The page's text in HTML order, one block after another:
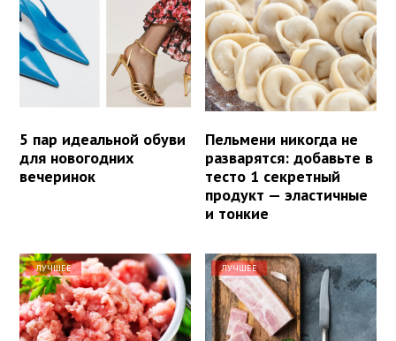
5 пар идеальной обуви
для новогодних
вечеринок
Пельмени никогда не
разварятся: добавьте в
тесто 1 секретный
продукт — эластичные
и тонкие
ЛУЧШЕЕ ЛУЧШЕЕ